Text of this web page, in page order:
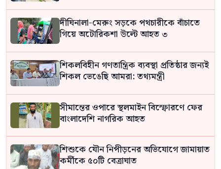
দীঘিনালা-মেরুং সড়কে পথচারীকে বাঁচাতে
গিয়ে অটোরিকশা উল্টে আহত ৩
শিকলবিহীন গণতান্ত্রিক ব্যবস্থা প্রতিষ্ঠার জন্যই
শিকল ভেঙেছি আমরা: তথ্যমন্ত্রী
সীমান্তের ওপারে স্থলমাইন বিস্ফোরণে ফের
বাংলাদেশি নাগরিক আহত
শিশুকে যৌন নিপীড়নের অভিযোগে জামায়াত
কর্মীকে ৫০টি বেত্রাঘাত